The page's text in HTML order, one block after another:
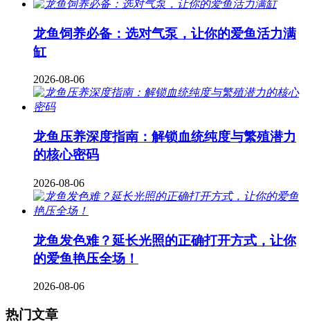
龙鱼饲养必备：选对气泵，让你的爱鱼活力满
缸
2026-08-06
龙鱼压养深度指南：解锁血统纯度与繁殖潜力
的核心密码
2026-08-06
龙鱼发色难？延长光照的正确打开方式，让你
的爱鱼艳压全场！
2026-08-06
热门文章